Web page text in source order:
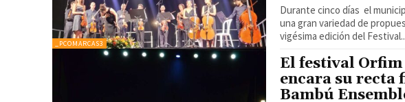
_PCOMARCAS3
Durante cinco días el
una gran variedad de propuestas Oropesa del Mar ha
vigésima edición del
El festival Orfim
encara su recta
Bambú